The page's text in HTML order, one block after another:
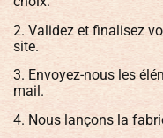
2. Validez et finalisez
site.
3. Envoyez-nous les
mail.
4. Nous lançons la